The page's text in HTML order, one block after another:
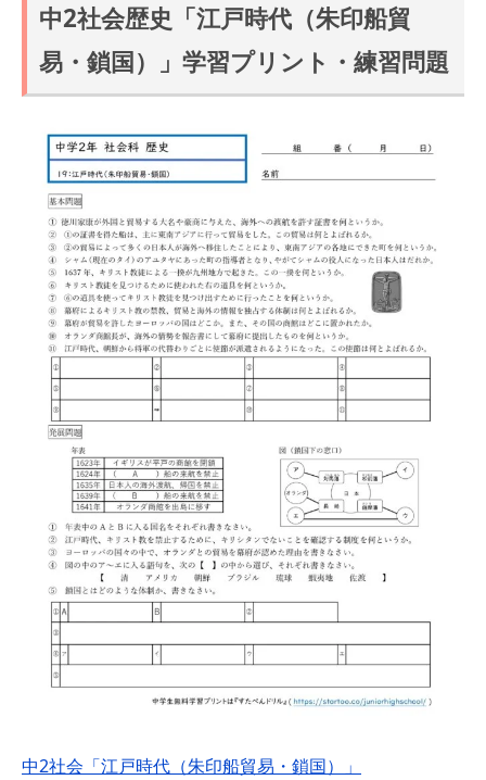
中2社会歴史「江戸時代（朱印船貿
易・鎖国）」学習プリント・練習問題
中2社会「江戸時代（朱印船貿易・鎖国）」